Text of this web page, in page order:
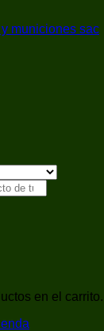
en el carrito.